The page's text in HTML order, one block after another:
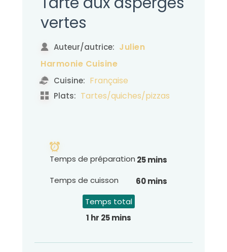
vertes
Auteur/autrice: Julien
Harmonie Cuisine
Cuisine: Française
Plats: Tartes/quiches/pizzas
Temps de préparation 25 mins
Temps de cuisson
60 mins
Temps total
1 hr 25 mins